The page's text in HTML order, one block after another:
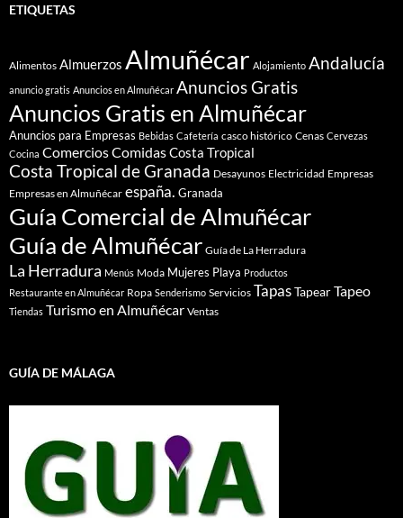
ETIQUETAS
Alimentos Almuerzos Almuñécar Alojamiento Andalucía
anuncio gratis Anuncios en Almuñécar Anuncios Gratis
Anuncios Gratis en Almuñécar
Anuncios para Empresas Bebidas Cafetería casco histórico Cenas Cervezas
Cocina ComerciosComidasCosta Tropical
Costa Tropical de Granada Desayunos Electricidad Empresas
Empresas en Almuñécar españa. Granada
Guía Comercial de Almuñécar
Guía de Almuñécar Guía de La Herradura
La Herradura Menús Moda Mujeres Playa Productos
Restaurante en Almuñécar Ropa Senderismo Servicios TapasTapearTapeo
Tiendas Turismo en Almuñécar Ventas
GUÍA DE MÁLAGA